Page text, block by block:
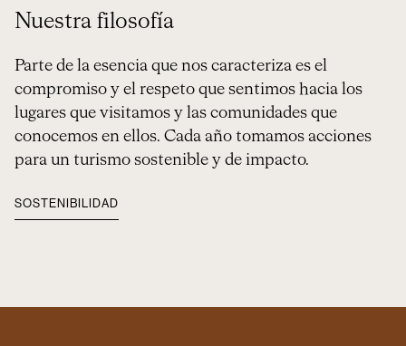
Nuestra filosofía
Parte de la esencia que nos caracteriza es el
compromiso y el respeto que sentimos hacia los
lugares que visitamos y las comunidades que
conocemos en ellos. Cada año tomamos acciones
para un turismo sostenible y de impacto.
SOSTENIBILIDAD